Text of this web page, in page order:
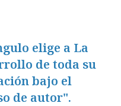
elige a La
de toda su
bajo el
de autor".